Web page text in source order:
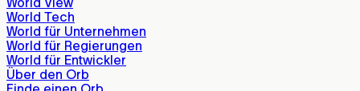
World Tech
World für Unternehmen
World für Regierungen
World für Entwickler
Über den Orb